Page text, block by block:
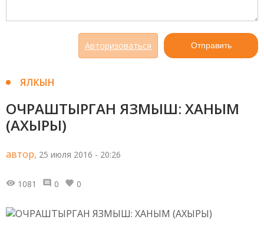
Авторизоваться Отправить
ЯЛКЫН
ОЧРАШТЫРГАН ЯЗМЫШ: ХАНЫМ
(АХЫРЫ)
автор, 25 июля 2016 - 20:26
1081 0 0